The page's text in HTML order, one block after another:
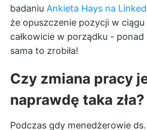
badaniu Ankieta Hays na
że opuszczenie pozycji w ciągu
całkowicie w porządku - ponad
sama to zrobiła!
Czy zmiana pracy
naprawdę taka zła?
Podczas gdy menedżerowie